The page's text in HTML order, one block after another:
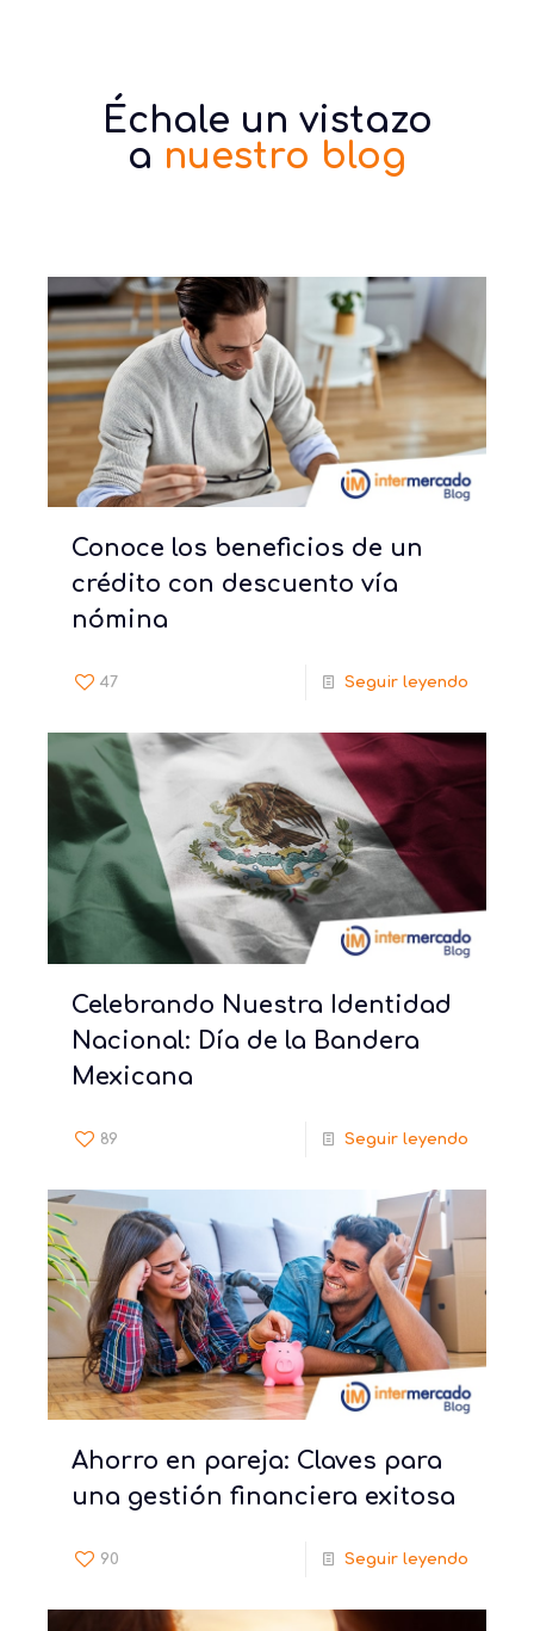
Échale un vistazo
a nuestro blog
Conoce los beneficios de un
crédito con descuento vía
nómina
47 Seguir leyendo
Celebrando Nuestra Identidad
Nacional: Día de la Bandera
Mexicana
89 Seguir leyendo
Ahorro en pareja: Claves para
una gestión financiera exitosa
90 Seguir leyendo